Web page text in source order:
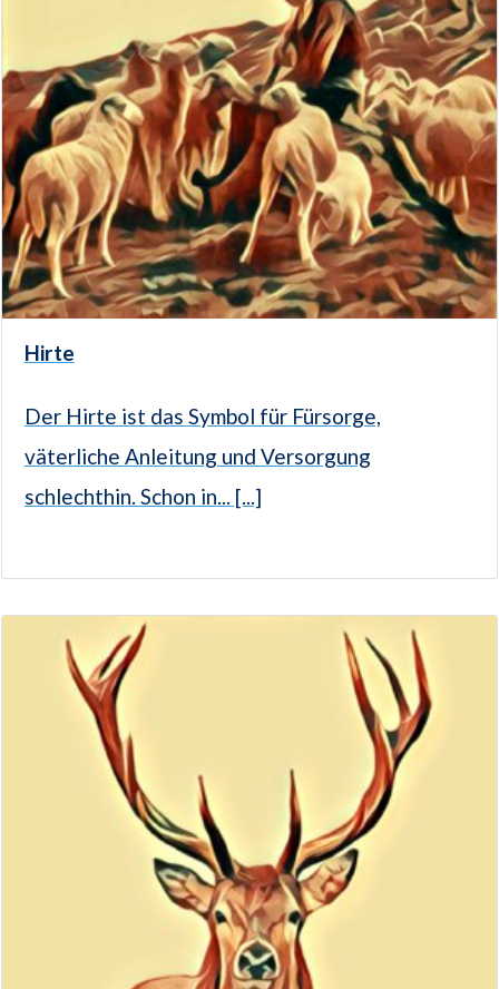
Hirte
Der Hirte ist das Symbol für Fürsorge,
väterliche Anleitung und Versorgung
schlechthin. Schon in... [...]